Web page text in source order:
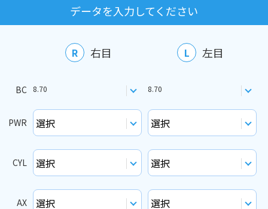
データを入力してください
R 右目 L 左目
BC 8.70 8.70
PWR
CYL
AX